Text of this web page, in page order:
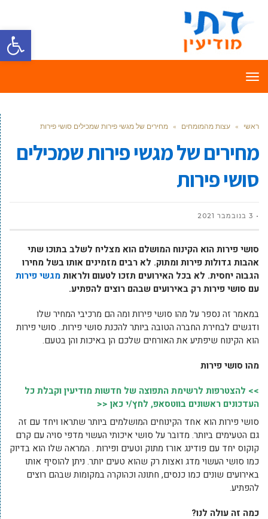
פתח
תפריט
ראשי » עצות מהמומחים » מחירים של מגשי פירות שמכילים סושי פירות
מחירים של מגשי פירות שמכילים
סושי פירות
3 בנובמבר 2021
סושי פירות הוא הקינוח המושלם הוא מצליח לשלב בתוכו שתי
אהבות גדולות פירות ומתוק. לא רבים מזמינים אותו בשל מחירו
הגבוה יחסית. לא בכל האירועים תזכו לטעום ולראותמגשי פירות
עם סושי פירות רק באירועים שבהם רוצים להפתיע.
במאמר זה נספר על מהו סושי פירות ומה הם מרכיבי המחיר שלו
ודגשים לבחירת החברה הטובה ביותר להכנת סושי פירות.. סושי פירות
הוא הקינוח שיפתיע את האורחים שלכם הן באיכות והן בטעם.
מהו סושי פירות
>> להצטרפות לרשימת התפוצה של חדשות מודיעין וקבלת כל
העדכונים ראשונים בווטסאפ, לחץ/י כאן <<
סושי פירות הוא אחד הקינוחים המושלמים ביותר שתראו ויחד עם זה
גם הטעימים ביותר. מדובר על סושי איכותי העשוי מדפי סויה עם קרם
קוקוס יחד עם פודינג אורז מתוק וטעים ופירות . המראה שלו הוא בדיוק
כמו סושי העשוי מדג ואצות רק שהוא טעים יותר. ניתן להוסיף אותו
באירועים שונים כמו כנסים, חתונה וכהוקרה במקומות שבהם רוצים
להפתיע.
כמה זה עולה לנו?